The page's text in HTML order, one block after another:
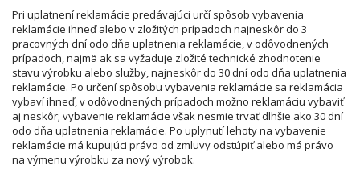
Pri uplatnení reklamácie predávajúci určí spôsob vybavenia
reklamácie ihneď alebo v zložitých prípadoch najneskôr do 3
pracovných dní odo dňa uplatnenia reklamácie, v odôvodnených
prípadoch, najmä ak sa vyžaduje zložité technické zhodnotenie
stavu výrobku alebo služby, najneskôr do 30 dní odo dňa uplatnenia
reklamácie. Po určení spôsobu vybavenia reklamácie sa reklamácia
vybaví ihneď, v odôvodnených prípadoch možno reklamáciu vybaviť
aj neskôr; vybavenie reklamácie však nesmie trvať dlhšie ako 30 dní
odo dňa uplatnenia reklamácie. Po uplynutí lehoty na vybavenie
reklamácie má kupujúci právo od zmluvy odstúpiť alebo má právo
na výmenu výrobku za nový výrobok.